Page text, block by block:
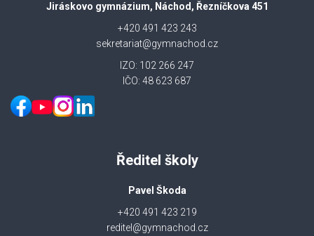
Jiráskovo gymnázium, Náchod, Řezníčkova 451
+420 491 423 243
sekretariat@gymnachod.cz
IZO: 102 266 247
IČO: 48 623 687
Ředitel školy
Pavel Škoda
+420 491 423 219
reditel@gymnachod.cz